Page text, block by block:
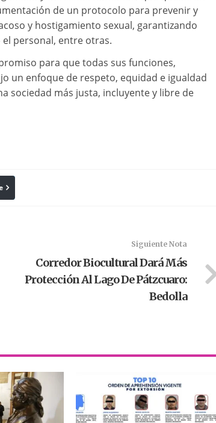
de un protocolo para prevenir y
y hostigamiento sexual, garantizando
personal, entre otras.
para que todas sus funciones,
un enfoque de respeto, equidad e igualdad
sociedad más justa, incluyente y libre de
Siguiente Nota
Corredor Biocultural Dará Más
Protección Al Lago De Pátzcuaro:
Bedolla